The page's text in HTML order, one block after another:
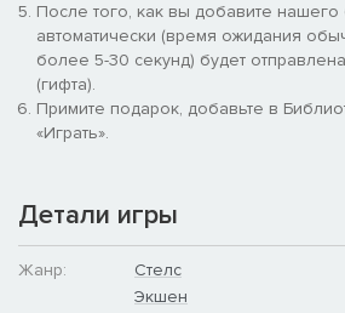
После того, как вы добавите нашего
автоматически (время ожидания
более 5-30 секунд) будет
(гифта).
Примите подарок, добавьте в
«Играть».
Детали игры
Жанр:
Стелс
Экшен